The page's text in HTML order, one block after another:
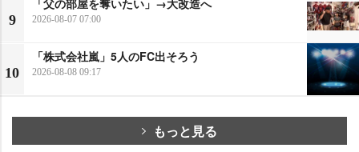
9 2026-08-07 07:00
10
「株式会社嵐」5人のFC出そろう
2026-08-08 09:17
もっと見る